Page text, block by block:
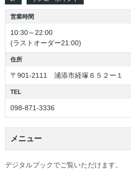
各種お支払い方法
サンエーアプリ
インフォメーションカウンター
店内設備
トレーサビリティ
直営飲食店
家電と暮らしのエディオン
マツモトキヨシ
サンエーコスメ
リトルマーメイド
旧盆ご予約メニュー
夏のお中元ギフト
ご予約メニュー
会社案内
ごあいさつ
会社概要・事業内容
沿革
店頭募金ほかのご報告
株主・投資家の皆様へ
株価情報
株式情報
サステナビリティ
リクルート
採用情報（中途採用）
営業時間
10:30～22:00
(ラストオーダー21:00)
住所
〒901-2111 浦添市経塚６５２ー１
TEL
098-871-3336
メニュー
デジタルブックでご覧いただけます。